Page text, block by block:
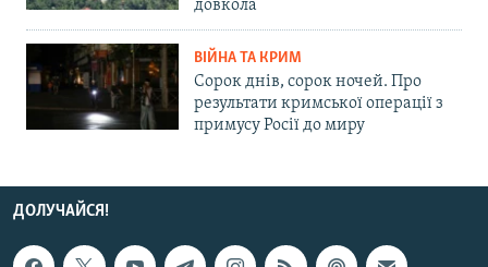
довкола
ВІЙНА ТА КРИМ
Сорок днів, сорок ночей. Про
результати кримської операції з
примусу Росії до миру
ДОЛУЧАЙСЯ!